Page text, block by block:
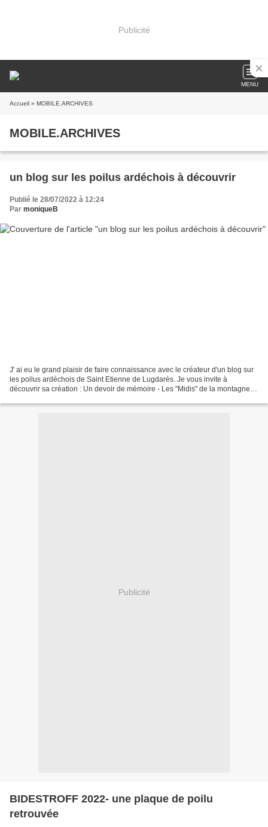
Publicité
MENU
Accueil » MOBILE.ARCHIVES
MOBILE.ARCHIVES
un blog sur les poilus ardéchois à découvrir
Publié le 28/07/2022 à 12:24
Par moniqueB
J' ai eu le grand plaisir de faire connaissance avec le créateur d'un blog sur
les poilus ardéchois de Saint Etienne de Lugdarès. Je vous invite à
découvrir sa création : Un devoir de mémoire - Les "Midis" de la montagne
Publicité
BIDESTROFF 2022- une plaque de poilu
retrouvée